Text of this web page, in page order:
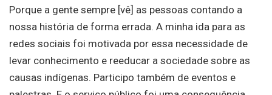
Porque a gente sempre [vê] as pessoas contando a
nossa história de forma errada. A minha ida para as
redes sociais foi motivada por essa necessidade de
levar conhecimento e reeducar a sociedade sobre as
causas indígenas. Participo também de eventos e